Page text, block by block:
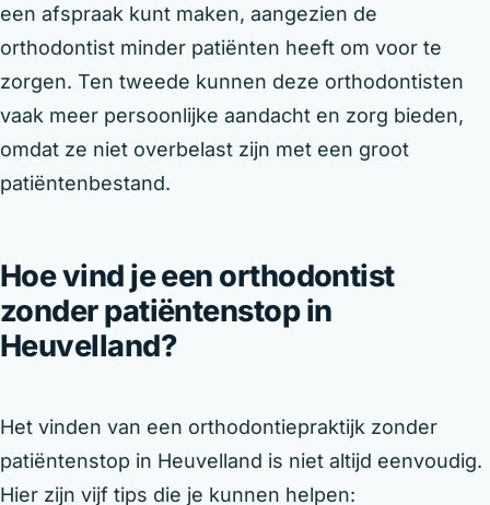
een afspraak kunt maken, aangezien de
orthodontist minder patiënten heeft om voor te
zorgen. Ten tweede kunnen deze orthodontisten
vaak meer persoonlijke aandacht en zorg bieden,
omdat ze niet overbelast zijn met een groot
patiëntenbestand.
Hoe vind je een orthodontist
zonder patiëntenstop in
Heuvelland?
Het vinden van een orthodontiepraktijk zonder
patiëntenstop in Heuvelland is niet altijd eenvoudig.
Hier zijn vijf tips die je kunnen helpen: